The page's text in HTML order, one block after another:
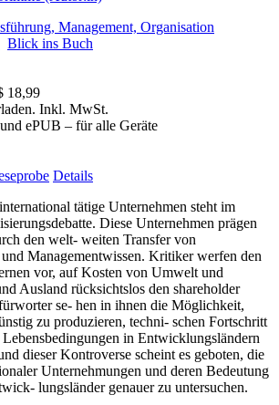
Management, Organisation
Blick ins Buch
18,99
Inkl. MwSt.
ePUB – für alle Geräte
Details
tätige Unternehmen steht im
Diese Unternehmen prägen
den welt- weiten Transfer von
Managementwissen. Kritiker werfen den
vor, auf Kosten von Umwelt und
Ausland rücksichtslos den shareholder
se- hen in ihnen die Möglichkeit,
zu produzieren, techni- schen Fortschritt
in Entwicklungsländern
dieser Kontroverse scheint es geboten, die
Unternehmungen und deren Bedeutung
lungsländer genauer zu untersuchen.